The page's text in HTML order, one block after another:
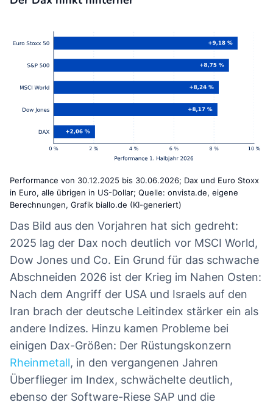
Performance von 30.12.2025 bis 30.06.2026; Dax und Euro Stoxx
in Euro, alle übrigen in US-Dollar; Quelle: onvista.de, eigene
Berechnungen, Grafik biallo.de (KI-generiert)
Das Bild aus den Vorjahren hat sich gedreht:
2025 lag der Dax noch deutlich vor MSCI World,
Dow Jones und Co. Ein Grund für das schwache
Abschneiden 2026 ist der Krieg im Nahen Osten:
Nach dem Angriff der USA und Israels auf den
Iran brach der deutsche Leitindex stärker ein als
andere Indizes. Hinzu kamen Probleme bei
einigen Dax-Größen: Der Rüstungskonzern
Rheinmetall, in den vergangenen Jahren
Überflieger im Index, schwächelte deutlich,
ebenso der Software-Riese SAP und die